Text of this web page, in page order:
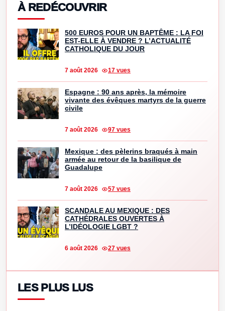
À REDÉCOUVRIR
500 EUROS POUR UN BAPTÊME : LA FOI
EST-ELLE À VENDRE ? L’ACTUALITÉ
CATHOLIQUE DU JOUR
7 août 2026 17 vues
Espagne : 90 ans après, la mémoire
vivante des évêques martyrs de la guerre
civile
7 août 2026 97 vues
Mexique : des pèlerins braqués à main
armée au retour de la basilique de
Guadalupe
7 août 2026 57 vues
SCANDALE AU MEXIQUE : DES
CATHÉDRALES OUVERTES À
L’IDÉOLOGIE LGBT ?
6 août 2026 27 vues
LES PLUS LUS